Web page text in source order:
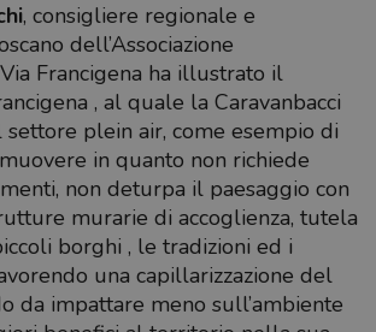
, consigliere regionale e
dell’Associazione
Francigena ha illustrato il
, al quale la Caravanbacci
plein air, come esempio di
in quanto non richiede
non deturpa il paesaggio con
murarie di accoglienza, tutela
borghi , le tradizioni ed i
una capillarizzazione del
da impattare meno sull’ambiente